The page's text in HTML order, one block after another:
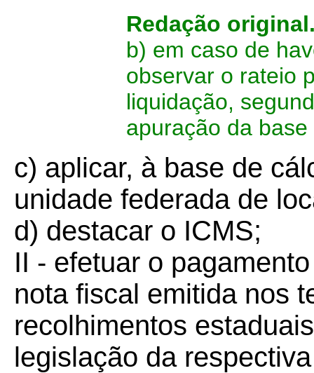
Redação
b) em caso de
observar o rateio
liquidação,
apuração da
c) aplicar, à base de
unidade federada de
d) destacar o ICMS;
II - efetuar o
nota fiscal emitida nos
recolhimentos
legislação da